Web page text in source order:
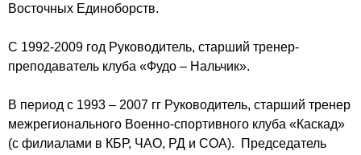
Восточных Единоборств.
С 1992-2009 год Руководитель, старший тренер-
преподаватель клуба «Фудо – Нальчик».
В период с 1993 – 2007 гг Руководитель, старший тренер
межрегионального Военно-спортивного клуба «Каскад»
(с филиалами в КБР, ЧАО, РД и СОА). Председатель